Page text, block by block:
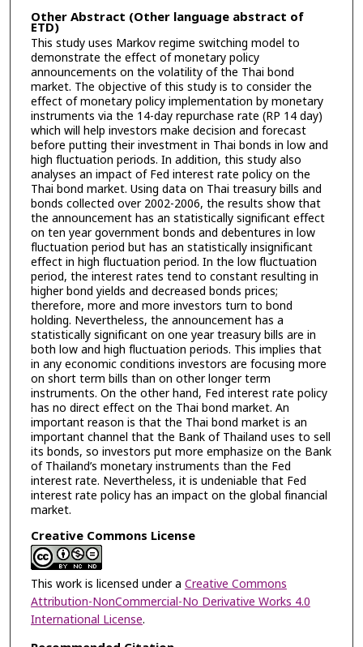
Other Abstract (Other language abstract of
ETD)
This study uses Markov regime switching model to
demonstrate the effect of monetary policy
announcements on the volatility of the Thai bond
market. The objective of this study is to consider the
effect of monetary policy implementation by monetary
instruments via the 14-day repurchase rate (RP 14 day)
which will help investors make decision and forecast
before putting their investment in Thai bonds in low and
high fluctuation periods. In addition, this study also
analyses an impact of Fed interest rate policy on the
Thai bond market. Using data on Thai treasury bills and
bonds collected over 2002-2006, the results show that
the announcement has an statistically significant effect
on ten year government bonds and debentures in low
fluctuation period but has an statistically insignificant
effect in high fluctuation period. In the low fluctuation
period, the interest rates tend to constant resulting in
higher bond yields and decreased bonds prices;
therefore, more and more investors turn to bond
holding. Nevertheless, the announcement has a
statistically significant on one year treasury bills are in
both low and high fluctuation periods. This implies that
in any economic conditions investors are focusing more
on short term bills than on other longer term
instruments. On the other hand, Fed interest rate policy
has no direct effect on the Thai bond market. An
important reason is that the Thai bond market is an
important channel that the Bank of Thailand uses to sell
its bonds, so investors put more emphasize on the Bank
of Thailand’s monetary instruments than the Fed
interest rate. Nevertheless, it is undeniable that Fed
interest rate policy has an impact on the global financial
market.
Creative Commons License
This work is licensed under a Creative Commons
Attribution-NonCommercial-No Derivative Works 4.0
International License.